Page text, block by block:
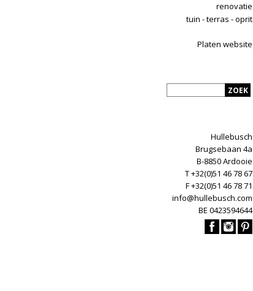
renovatie
tuin - terras - oprit
Platen website
Hullebusch
Brugsebaan 4a
B-8850 Ardooie
T +32(0)51 46 78 67
F +32(0)51 46 78 71
info@hullebusch.com
BE 0423594644